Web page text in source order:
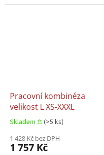
Pracovní kombinéza
velikost L XS-XXXL
Skladem 𖠿 (>5 ks)
1 428 Kč bez DPH
1 757 Kč